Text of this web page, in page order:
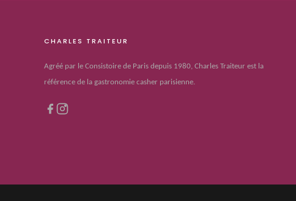
CHARLES TRAITEUR
Agréé par le Consistoire de Paris depuis 1980, Charles Traiteur est la
référence de la gastronomie casher parisienne.